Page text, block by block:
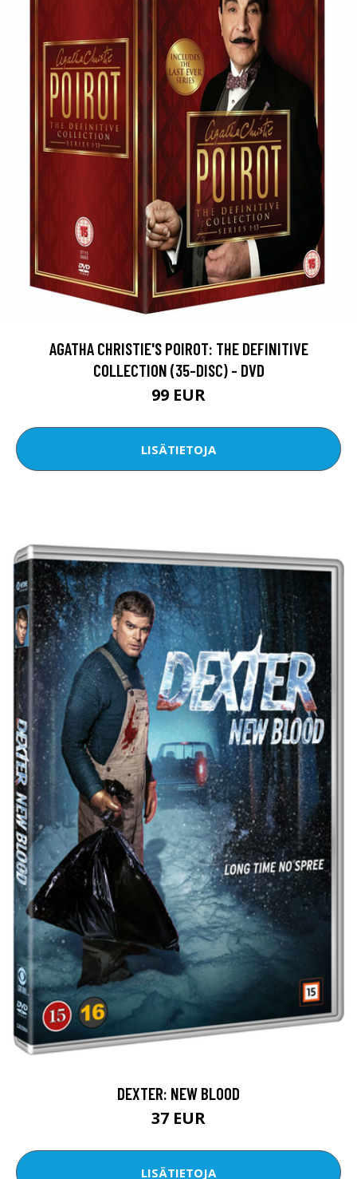
AGATHA CHRISTIE'S POIROT: THE DEFINITIVE
COLLECTION (35-DISC) - DVD
99 EUR
LISÄTIETOJA
DEXTER: NEW BLOOD
37 EUR
LISÄTIETOJA